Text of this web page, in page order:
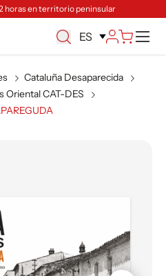
horas en territorio peninsular
ES
Cataluña Desaparecida
Oriental CAT-DES